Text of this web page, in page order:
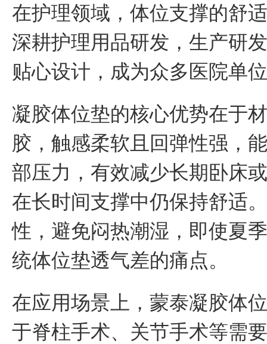
在护理领域，体位支撑的舒
深耕护理用品研发， 生产研发
贴心设计，成为众多医院单
凝胶体位垫的核心优势在于
胶，触感柔软且回弹性强，
部压力，有效减少长期卧床
在长时间支撑中仍保持舒适
性，避免闷热潮湿，即使夏
统体位垫透气差的痛点。
在应用场景上，蒙泰凝胶体
于脊柱手术、关节手术等需